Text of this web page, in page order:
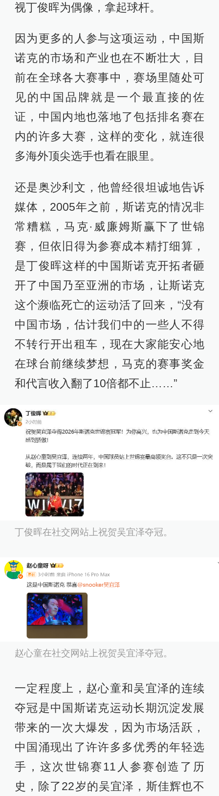
视丁俊晖为偶像，拿起球杆。
因为更多的人参与这项运动，中国斯
诺克的市场和产业也在不断壮大，目
前在全球各大赛事中，赛场里随处可
见的中国品牌就是一个最直接的佐
证，中国内地也落地了包括排名赛在
内的许多大赛，这样的变化，就连很
多海外顶尖选手也看在眼里。
还是奥沙利文，他曾经很坦诚地告诉
媒体，2005年之前，斯诺克的情况非
常糟糕，马克·威廉姆斯赢下了世锦
赛，但依旧得为参赛成本精打细算，
是丁俊晖这样的中国斯诺克开拓者砸
开了中国乃至亚洲的市场，让斯诺克
这个濒临死亡的运动活了回来，“没有
中国市场，估计我们中的一些人不得
不转行开出租车，现在大家能安心地
在球台前继续梦想，马克的赛事奖金
和代言收入翻了10倍都不止……”
丁俊晖在社交网站上祝贺吴宜泽夺冠。
赵心童在社交网站上祝贺吴宜泽夺冠。
一定程度上，赵心童和吴宜泽的连续
夺冠是中国斯诺克运动长期沉淀发展
带来的一次大爆发，因为市场活跃，
中国涌现出了许许多多优秀的年轻选
手，这次世锦赛11人参赛创造了历
史，除了22岁的吴宜泽，斯佳辉也不